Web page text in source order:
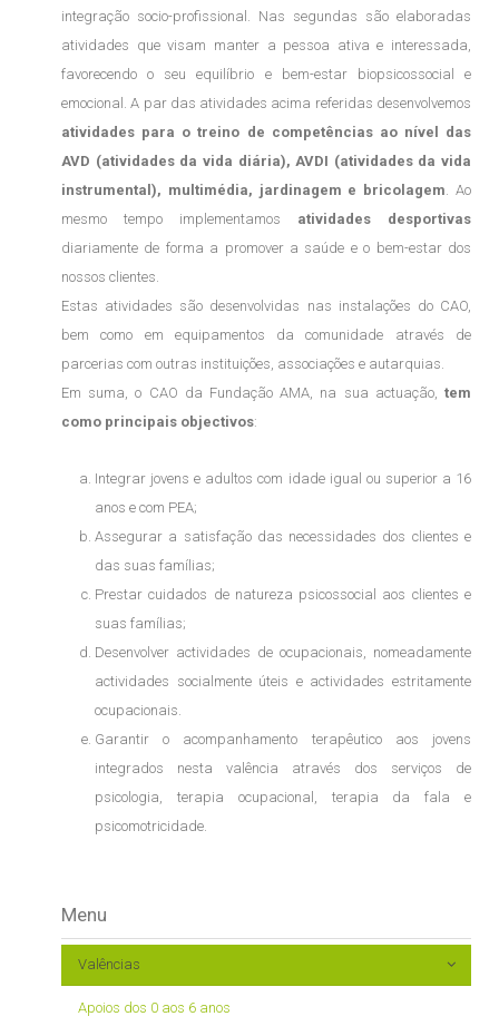
integração socio-profissional. Nas segundas são elaboradas
atividades que visam manter a pessoa ativa e interessada,
favorecendo o seu equilíbrio e bem-estar biopsicossocial e
emocional. A par das atividades acima referidas desenvolvemos
atividades para o treino de competências ao nível das
AVD (atividades da vida diária), AVDI (atividades da vida
instrumental), multimédia, jardinagem e bricolagem. Ao
mesmo tempo implementamos atividades desportivas
diariamente de forma a promover a saúde e o bem-estar dos
nossos clientes.
Estas atividades são desenvolvidas nas instalações do CAO,
bem como em equipamentos da comunidade através de
parcerias com outras instituições, associações e autarquias.
Em suma, o CAO da Fundação AMA, na sua actuação, tem
como principais objectivos:
Integrar jovens e adultos com idade igual ou superior a 16
anos e com PEA;
Assegurar a satisfação das necessidades dos clientes e
das suas famílias;
Prestar cuidados de natureza psicossocial aos clientes e
suas famílias;
Desenvolver actividades de ocupacionais, nomeadamente
actividades socialmente úteis e actividades estritamente
ocupacionais.
Garantir o acompanhamento terapêutico aos jovens
integrados nesta valência através dos serviços de
psicologia, terapia ocupacional, terapia da fala e
psicomotricidade.
Menu
Valências
Apoios dos 0 aos 6 anos